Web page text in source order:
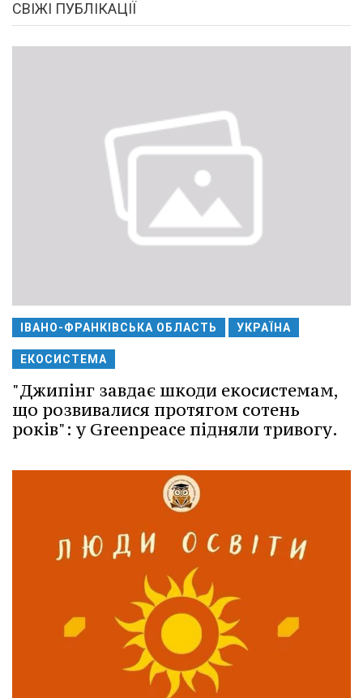
СВІЖІ ПУБЛІКАЦІЇ
ІВАНО-ФРАНКІВСЬКА ОБЛАСТЬ УКРАЇНА
ЕКОСИСТЕМА
"Джипінг завдає шкоди екосистемам,
що розвивалися протягом сотень
років": у Greenpeace підняли тривогу.